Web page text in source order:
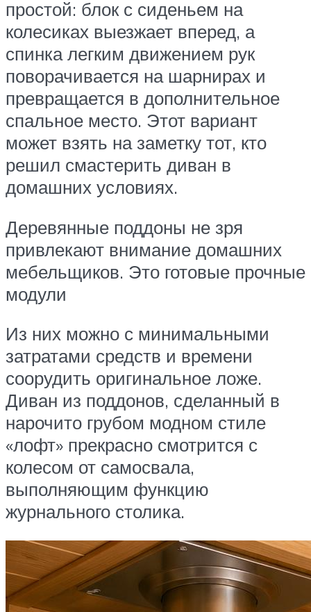
простой: блок с сиденьем на
колесиках выезжает вперед, а
спинка легким движением рук
поворачивается на шарнирах и
превращается в дополнительное
спальное место. Этот вариант
может взять на заметку тот, кто
решил смастерить диван в
домашних условиях.
Деревянные поддоны не зря
привлекают внимание домашних
мебельщиков. Это готовые прочные
модули
Из них можно с минимальными
затратами средств и времени
соорудить оригинальное ложе.
Диван из поддонов, сделанный в
нарочито грубом модном стиле
«лофт» прекрасно смотрится с
колесом от самосвала,
выполняющим функцию
журнального столика.